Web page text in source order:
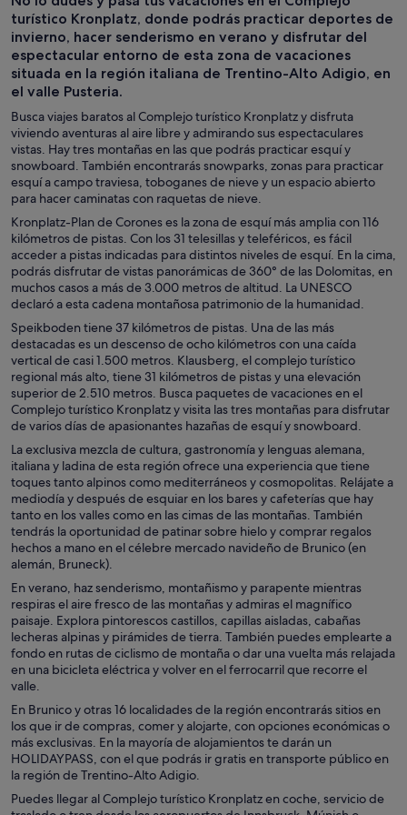
turístico Kronplatz, donde podrás practicar deportes de
invierno, hacer senderismo en verano y disfrutar del
espectacular entorno de esta zona de vacaciones
situada en la región italiana de Trentino-Alto Adigio, en
el valle Pusteria.
Busca viajes baratos al Complejo turístico Kronplatz y disfruta
viviendo aventuras al aire libre y admirando sus espectaculares
vistas. Hay tres montañas en las que podrás practicar esquí y
snowboard. También encontrarás snowparks, zonas para practicar
esquí a campo traviesa, toboganes de nieve y un espacio abierto
para hacer caminatas con raquetas de nieve.
Kronplatz-Plan de Corones es la zona de esquí más amplia con 116
kilómetros de pistas. Con los 31 telesillas y teleféricos, es fácil
acceder a pistas indicadas para distintos niveles de esquí. En la cima,
podrás disfrutar de vistas panorámicas de 360° de las Dolomitas, en
muchos casos a más de 3.000 metros de altitud. La UNESCO
declaró a esta cadena montañosa patrimonio de la humanidad.
Speikboden tiene 37 kilómetros de pistas. Una de las más
destacadas es un descenso de ocho kilómetros con una caída
vertical de casi 1.500 metros. Klausberg, el complejo turístico
regional más alto, tiene 31 kilómetros de pistas y una elevación
superior de 2.510 metros. Busca paquetes de vacaciones en el
Complejo turístico Kronplatz y visita las tres montañas para disfrutar
de varios días de apasionantes hazañas de esquí y snowboard.
La exclusiva mezcla de cultura, gastronomía y lenguas alemana,
italiana y ladina de esta región ofrece una experiencia que tiene
toques tanto alpinos como mediterráneos y cosmopolitas. Relájate a
mediodía y después de esquiar en los bares y cafeterías que hay
tanto en los valles como en las cimas de las montañas. También
tendrás la oportunidad de patinar sobre hielo y comprar regalos
hechos a mano en el célebre mercado navideño de Brunico (en
alemán, Bruneck).
En verano, haz senderismo, montañismo y parapente mientras
respiras el aire fresco de las montañas y admiras el magnífico
paisaje. Explora pintorescos castillos, capillas aisladas, cabañas
lecheras alpinas y pirámides de tierra. También puedes emplearte a
fondo en rutas de ciclismo de montaña o dar una vuelta más relajada
en una bicicleta eléctrica y volver en el ferrocarril que recorre el
valle.
En Brunico y otras 16 localidades de la región encontrarás sitios en
los que ir de compras, comer y alojarte, con opciones económicas o
más exclusivas. En la mayoría de alojamientos te darán un
HOLIDAYPASS, con el que podrás ir gratis en transporte público en
la región de Trentino-Alto Adigio.
Puedes llegar al Complejo turístico Kronplatz en coche, servicio de